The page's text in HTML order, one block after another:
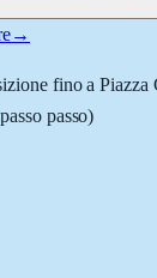
→
fino aPiazza
passo)